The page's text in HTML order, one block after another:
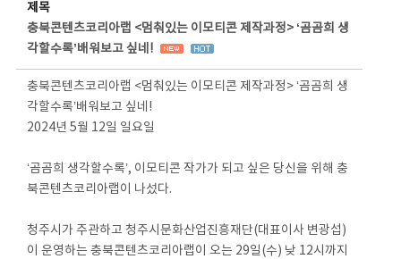
제목
충북콘텐츠코리아랩 <멈춰있는 이모티콘 제작과정> ‘곰곰희 생
각할수록’배워보고 싶네!
충북콘텐츠코리아랩 <멈춰있는 이모티콘 제작과정> ‘곰곰희 생
각할수록’배워보고 싶네!
2024년 5월 12일 일요일
‘곰곰희 생각할수록’, 이모티콘 작가가 되고 싶은 당신을 위해 충
북콘텐츠코리아랩이 나섰다.
청주시가 주관하고 청주시문화산업진흥재단(대표이사 변광섭)
이 운영하는 충북콘텐츠코리아랩이 오는 29일(수) 낮 12시까지